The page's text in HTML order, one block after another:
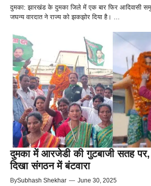
दुमका: झारखंड के दुमका जिले में एक बार फिर आदिवासी
जघन्य वारदात ने राज्य को झकझोर दिया है। ...
दुमका में आरजेडी की गुटबाजी सतह
दिखा संगठन में बंटवारा
BySubhash Shekhar — June 30, 2025